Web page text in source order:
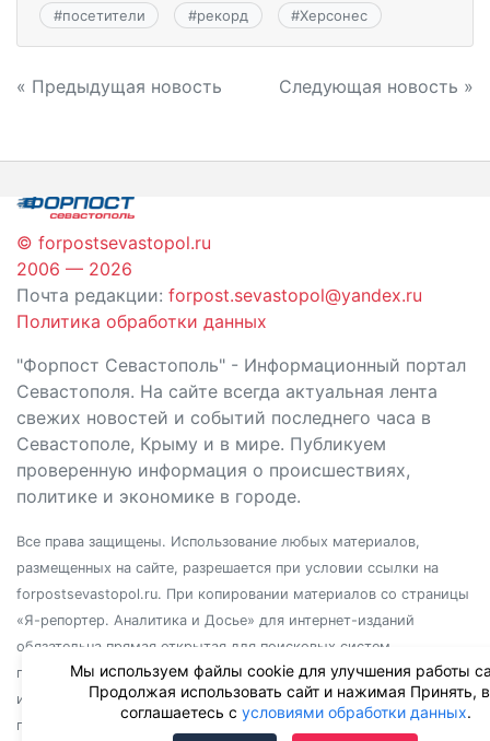
#посетители #рекорд #Херсонес
Навигация
записям
« Предыдущая новость Следующая новость »
© forpostsevastopol.ru
2006 — 2026
Почта редакции: forpost.sevastopol@yandex.ru
Политика обработки данных
"Форпост Севастополь" - Информационный портал
Севастополя. На сайте всегда актуальная лента
свежих новостей и событий последнего часа в
Севастополе, Крыму и в мире. Публикуем
проверенную информация о происшествиях,
политике и экономике в городе.
Все права защищены. Использование любых материалов,
размещенных на сайте, разрешается при условии ссылки на
forpostsevastopol.ru. При копировании материалов со страницы
«Я-репортер. Аналитика и Досье» для интернет-изданий
обязательна прямая открытая для поисковых систем
гиперссылка. Независимо от полного или частичного
использования материалов, ссылка должна быть размещена в
подзаголовке или первом абзаце материала.
Мы используем файлы cookie для улучшения работы
Продолжая использовать сайт и нажимая Принять,
соглашаетесь с условиями обработки данных.